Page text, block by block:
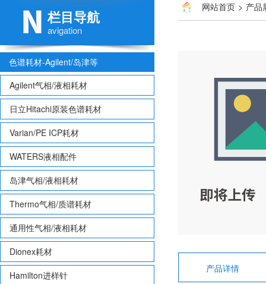
栏目导航
avigation
色谱耗材-Agilent/岛津等
Agilent气相/液相耗材
日立Hitachi原装色谱耗材
Varian/PE ICP耗材
WATERS液相配件
岛津气相/液相耗材
Thermo气相/质谱耗材
通用性气相/液相耗材
Dionex耗材
Hamilton进样针
网站首页 > 产品
产品详情